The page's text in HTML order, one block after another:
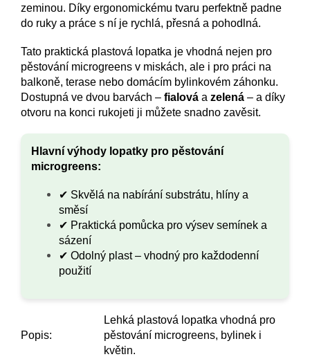
zeminou. Díky ergonomickému tvaru perfektně padne
do ruky a práce s ní je rychlá, přesná a pohodlná.
Tato praktická plastová lopatka je vhodná nejen pro
pěstování microgreens v miskách, ale i pro práci na
balkoně, terase nebo domácím bylinkovém záhonku.
Dostupná ve dvou barvách – fialová a zelená – a díky
otvoru na konci rukojeti ji můžete snadno zavěsit.
Hlavní výhody lopatky pro pěstování
microgreens:
✔ Skvělá na nabírání substrátu, hlíny a
směsí
✔ Praktická pomůcka pro výsev semínek a
sázení
✔ Odolný plast – vhodný pro každodenní
použití
Popis:
Lehká plastová lopatka vhodná pro
pěstování microgreens, bylinek i
květin.